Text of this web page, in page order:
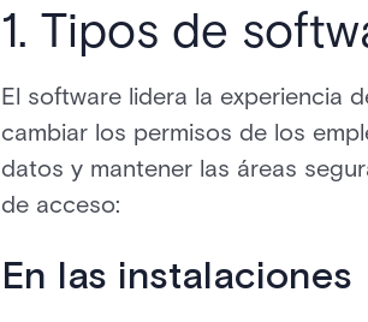
1. Tipos de
El software lidera la experiencia
cambiar los permisos de los
datos y mantener las áreas
de acceso:
En las instalaciones